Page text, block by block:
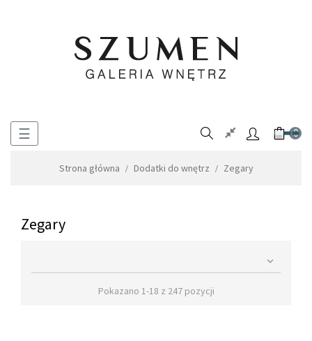
Toggle
☰ 0
Strona główna Dodatki do wnętrz Zegary
Zegary

Pokazano 1-18 z 247 pozycji